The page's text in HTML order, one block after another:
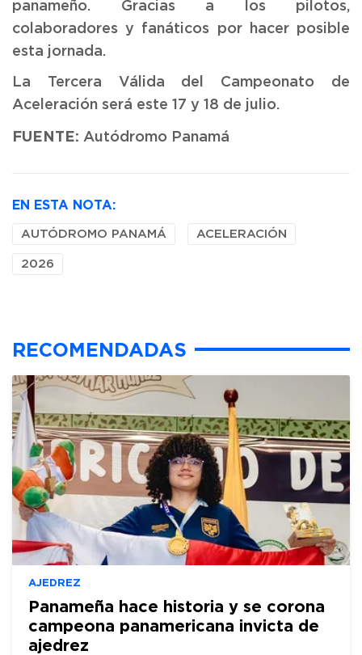
panameño. Gracias a los pilotos,
colaboradores y fanáticos por hacer posible
esta jornada.
La Tercera Válida del Campeonato de
Aceleración será este 17 y 18 de julio.
FUENTE: Autódromo Panamá
EN ESTA NOTA:
AUTÓDROMO PANAMÁ ACELERACIÓN
2026
RECOMENDADAS
AJEDREZ
Panameña hace historia y se corona
campeona panamericana invicta de
ajedrez